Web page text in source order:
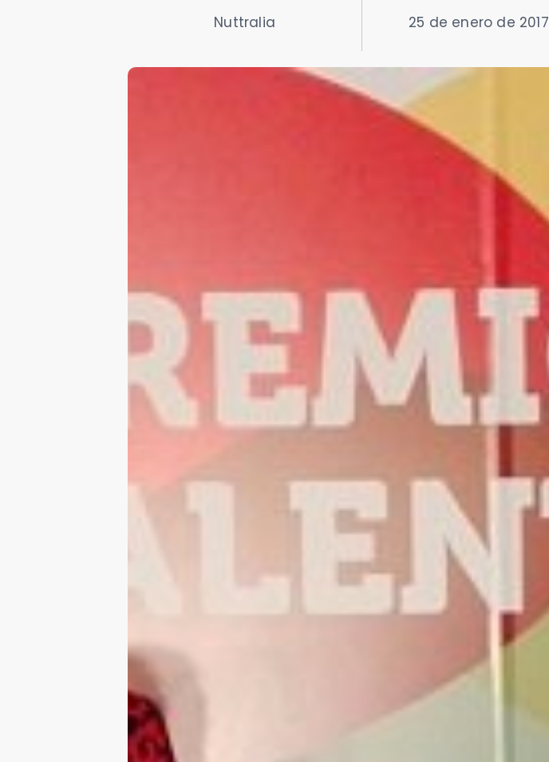
Nuttralia 25 de enero de 2017